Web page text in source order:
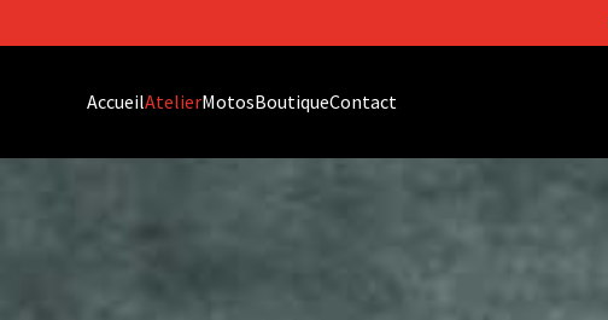
AccueilAtelierMotosBoutiqueContact